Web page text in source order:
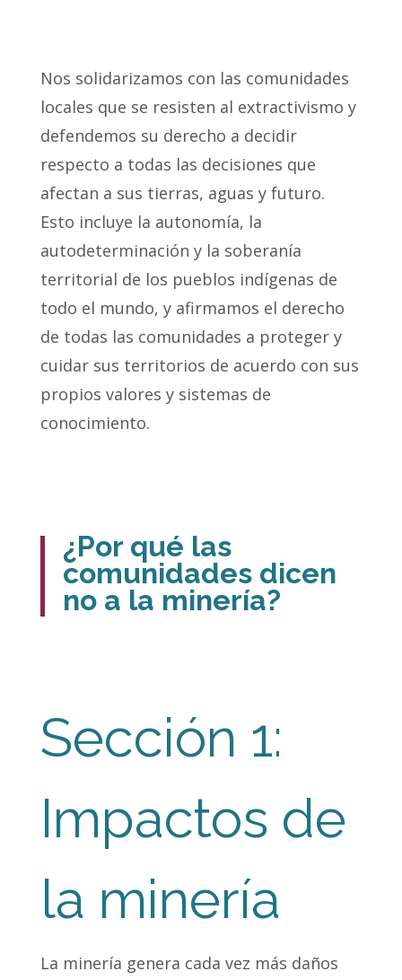
Nos solidarizamos con las comunidades
locales que se resisten al extractivismo y
defendemos su derecho a decidir
respecto a todas las decisiones que
afectan a sus tierras, aguas y futuro.
Esto incluye la autonomía, la
autodeterminación y la soberanía
territorial de los pueblos indígenas de
todo el mundo, y afirmamos el derecho
de todas las comunidades a proteger y
cuidar sus territorios de acuerdo con sus
propios valores y sistemas de
conocimiento.
¿Por qué las
comunidades dicen
no a la minería?
Sección 1:
Impactos de
la minería
La minería genera cada vez más daños